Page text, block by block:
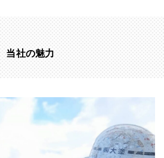
当社の魅力